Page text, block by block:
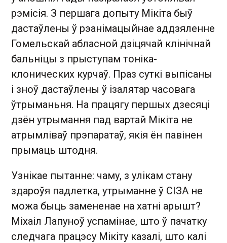
рэмісія. З першага допыту Мікіта быў
дастаўлены ў рэанімацыйнае аддзяленне
Гомельскай абласной дзіцячай клінічнай
бальніцы з прыступам тоніка-
клонических курчаў. Праз суткі выпісаны
і зноў дастаўлены ў ізалятар часовага
ўтрыманьня. На працягу першых дзесяці
дзён утрымання пад вартай Мікіта не
атрымліваў прэпаратаў, якія ён павінен
прымаць штодня.
Узнікае пытанне: чаму, з улікам стану
здароўя падлетка, утрыманне ў СІЗА не
можа быць замененае на хатні арышт?
Міхаіл Лапуноў успамінае, што ў пачатку
следчага працэсу Мікіту казалі, што калі